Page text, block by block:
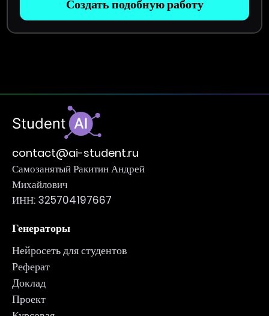
Создать подобную работу
contact@ai-student.ru
Самозанятый Ракитин Андрей
Михайлович
ИНН: 325704197667
Генераторы
Нейросеть для студентов
Реферат
Доклад
Проект